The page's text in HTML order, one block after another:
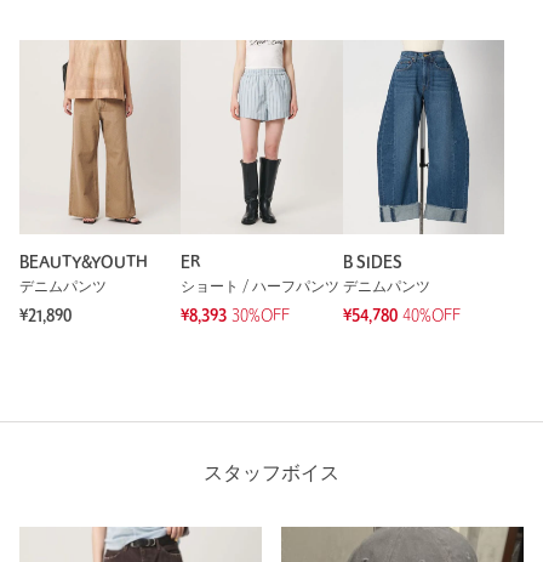
BEAUTY&YOUTH
デニムパンツ
¥21,890
ER
ショート / ハーフパンツ
¥8,393 30%OFF
B SIDES
デニムパンツ
¥54,780 40%OFF
スタッフボイス